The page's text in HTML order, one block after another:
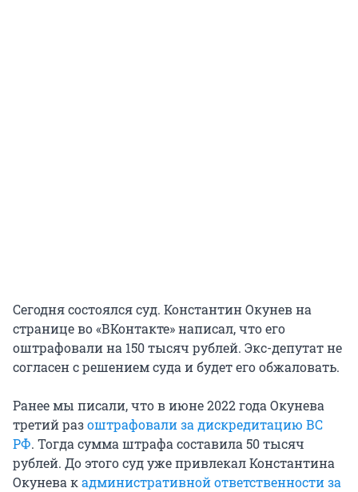
Сегодня состоялся суд. Константин Окунев на
странице во «ВКонтакте» написал, что его
оштрафовали на 150 тысяч рублей. Экс-депутат не
согласен с решением суда и будет его обжаловать.
Ранее мы писали, что в июне 2022 года Окунева
третий разоштрафовали за дискредитацию ВС
РФ. Тогда сумма штрафа составила 50 тысяч
рублей. До этого суд уже привлекал Константина
Окунева кадминистративной ответственности за